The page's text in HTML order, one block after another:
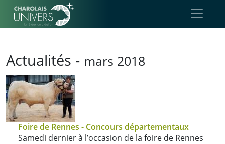
Aller au contenu principal
Actualités - mars 2018
Foire de Rennes - Concours départementaux
Samedi dernier à l’occasion de la foire de Rennes